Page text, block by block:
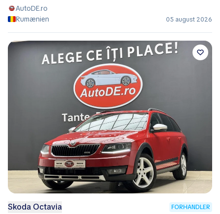
AutoDE.ro
Rumænien
05 august 2026
Skoda Octavia FORHANDLER